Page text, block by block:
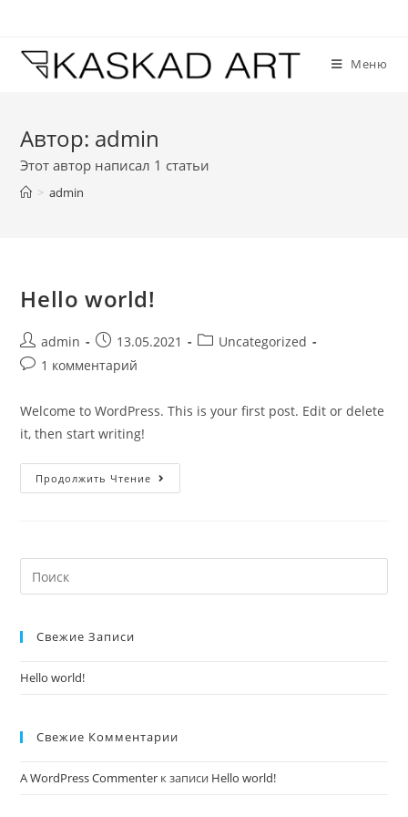
содержимому
Меню
Автор: admin
Этот автор написал 1 статьи
> admin
Hello world!
Post
author:
admin
Запись
опубликована:
13.05.2021
PostUncategorized
Post1 комментарий
Welcome to WordPress. This is your first post. Edit or delete
it, then start writing!
Продолжить Чтение
world!
Искать:
Свежие Записи
Hello world!
Свежие Комментарии
A WordPress Commenter к записи Hello world!